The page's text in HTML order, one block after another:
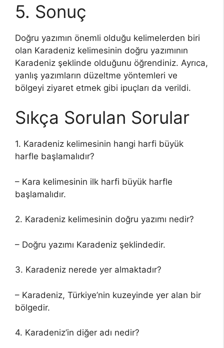
5. Sonuç
Doğru yazımın önemli olduğu kelimelerden biri
olan Karadeniz kelimesinin doğru yazımının
Karadeniz şeklinde olduğunu öğrendiniz. Ayrıca,
yanlış yazımların düzeltme yöntemleri ve
bölgeyi ziyaret etmek gibi ipuçları da verildi.
Sıkça Sorulan Sorular
1. Karadeniz kelimesinin hangi harfi büyük
harfle başlamalıdır?
– Kara kelimesinin ilk harfi büyük harfle
başlamalıdır.
2. Karadeniz kelimesinin doğru yazımı nedir?
– Doğru yazımı Karadeniz şeklindedir.
3. Karadeniz nerede yer almaktadır?
– Karadeniz, Türkiye’nin kuzeyinde yer alan bir
bölgedir.
4. Karadeniz’in diğer adı nedir?